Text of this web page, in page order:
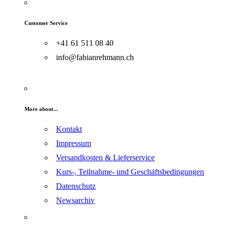
Customer Service
+41 61 511 08 40
info@fabianrehmann.ch
More about...
Kontakt
Impressum
Versandkosten & Lieferservice
Kurs-, Teilnahme- und Geschäftsbedingungen
Datenschutz
Newsarchiv